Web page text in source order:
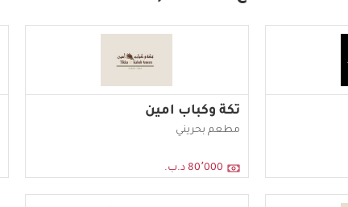
تكة وكباب امين
مطعم بحريني
80٬000 د.ب.